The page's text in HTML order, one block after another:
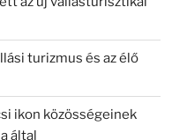
turizmus és az élő
ikon közösségeinek
által